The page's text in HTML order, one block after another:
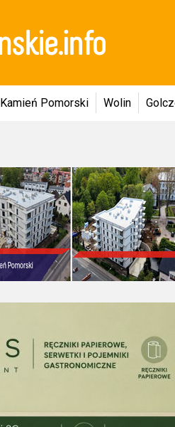
Kamień Pomorski Wolin